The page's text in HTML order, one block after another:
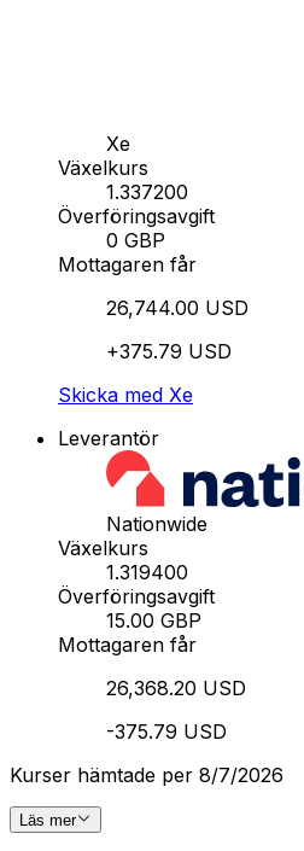
Xe
Växelkurs
1.337200
Överföringsavgift
0 GBP
Mottagaren får
26,744.00 USD
+375.79 USD
Skicka med Xe
Leverantör
Nationwide
Växelkurs
1.319400
Överföringsavgift
15.00 GBP
Mottagaren får
26,368.20 USD
-375.79 USD
Kurser hämtade per 8/7/2026
Läs mer